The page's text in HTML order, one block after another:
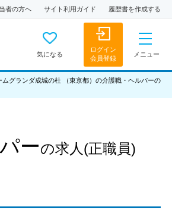
者の方へ サイト利用ガイド 履歴書を作成する
気になる
ログイン
会員登録
メニュー
ムグランダ成城の杜 （東京都）の介護職・ヘルパーの
ーの求人 (正職員)